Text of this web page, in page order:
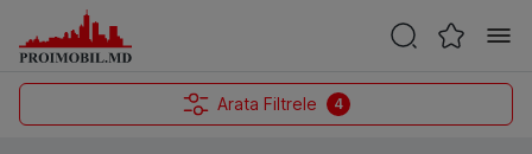
Arata Filtrele 4